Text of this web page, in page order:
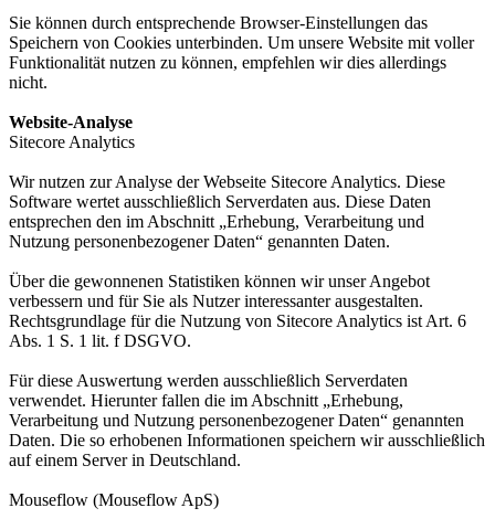
Sie können durch entsprechende Browser-Einstellungen das
Speichern von Cookies unterbinden. Um unsere Website mit voller
Funktionalität nutzen zu können, empfehlen wir dies allerdings
nicht.
Website-Analyse
Sitecore Analytics
Wir nutzen zur Analyse der Webseite Sitecore Analytics. Diese
Software wertet ausschließlich Serverdaten aus. Diese Daten
entsprechen den im Abschnitt „Erhebung, Verarbeitung und
Nutzung personenbezogener Daten“ genannten Daten.
Über die gewonnenen Statistiken können wir unser Angebot
verbessern und für Sie als Nutzer interessanter ausgestalten.
Rechtsgrundlage für die Nutzung von Sitecore Analytics ist Art. 6
Abs. 1 S. 1 lit. f DSGVO.
Für diese Auswertung werden ausschließlich Serverdaten
verwendet. Hierunter fallen die im Abschnitt „Erhebung,
Verarbeitung und Nutzung personenbezogener Daten“ genannten
Daten. Die so erhobenen Informationen speichern wir ausschließlich
auf einem Server in Deutschland.
Mouseflow (Mouseflow ApS)